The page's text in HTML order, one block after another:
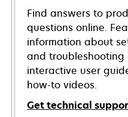
Find answers to
questions online.
information about
and troubleshooting
interactive user
how-to videos.
Get technical